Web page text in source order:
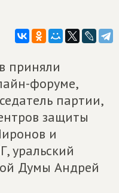
приняли
форуме,
партии,
защиты
и
уральский
Думы Андрей